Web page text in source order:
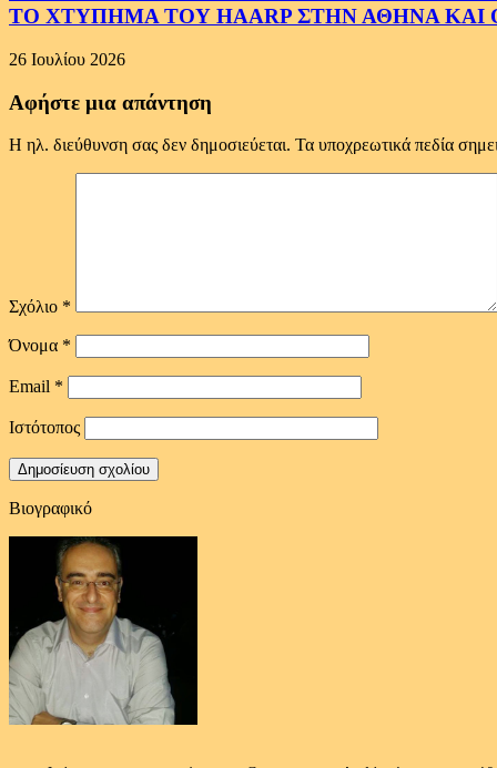
ΤΟ ΧΤΥΠΗΜΑ ΤΟΥ HAARP ΣΤΗΝ ΑΘΗΝΑ
26 Ιουλίου 2026
Αφήστε μια απάντηση
Η ηλ. διεύθυνση σας δεν δημοσιεύεται. Τα υποχρεωτικά πεδία
Σχόλιο *
Όνομα *
Email *
Ιστότοπος
Βιογραφικό